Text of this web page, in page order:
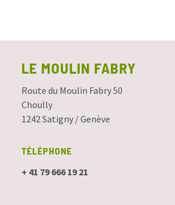
LE MOULIN FABRY
Route du Moulin Fabry 50
Choully
1242 Satigny / Genève
TÉLÉPHONE
+ 41 79 666 19 21